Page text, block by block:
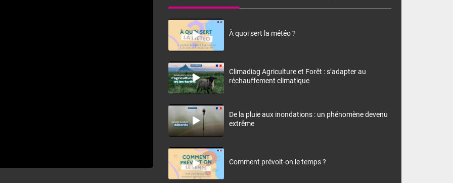
À quoi sert la météo ?
Climadiag Agriculture et Forêt : s’adapter au
réchauffement climatique
De la pluie aux inondations : un phénomène devenu
extrême
Comment prévoit-on le temps ?